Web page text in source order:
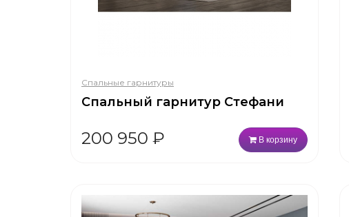
Спальные гарнитуры
Спальный гарнитур Стефани
200 950 ₽ В корзину